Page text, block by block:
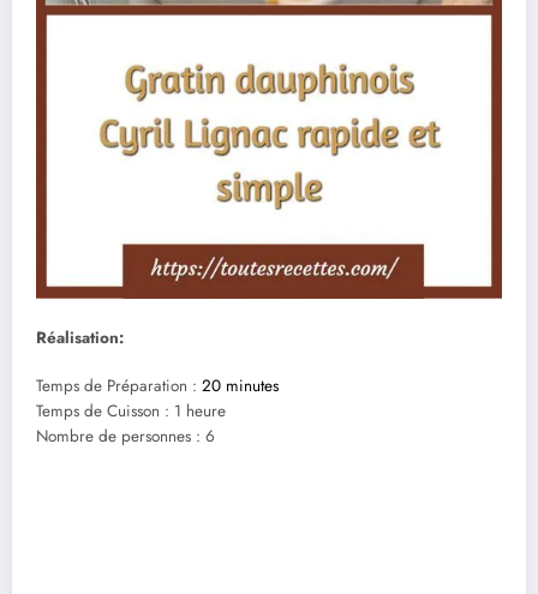
Réalisation:
Temps de Préparation : 20 minutes
Temps de Cuisson : 1 heure
Nombre de personnes : 6